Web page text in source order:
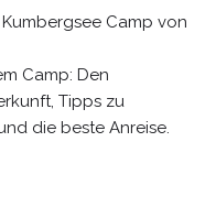
Camp von
Camp: Den
Tipps zu
die beste Anreise.